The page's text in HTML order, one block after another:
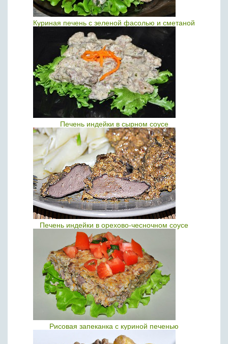
Куриная печень с зеленой фасолью и сметаной
Печень индейки в сырном соусе
Печень индейки в орехово-чесночном соусе
Рисовая запеканка с куриной печенью